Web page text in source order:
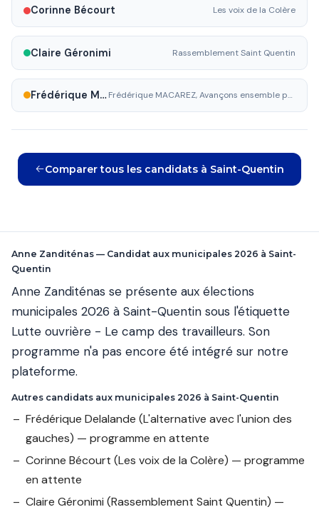
Corinne Bécourt Les voix de la Colère
Claire Géronimi Rassemblement Saint Quentin
Frédérique Macarez Frédérique MACAREZ, Avançons ensemble pour Saint-Quentin
Comparer tous les candidats à Saint-Quentin
Anne Zanditénas — Candidat aux municipales 2026 à Saint-
Quentin
Anne Zanditénas se présente aux élections
municipales 2026 à Saint-Quentin sous l'étiquette
Lutte ouvrière - Le camp des travailleurs. Son
programme n'a pas encore été intégré sur notre
plateforme.
Autres candidats aux municipales 2026 à Saint-Quentin
Frédérique Delalande (L'alternative avec l'union des
gauches) — programme en attente
Corinne Bécourt (Les voix de la Colère) — programme
en attente
Claire Géronimi (Rassemblement Saint Quentin) —